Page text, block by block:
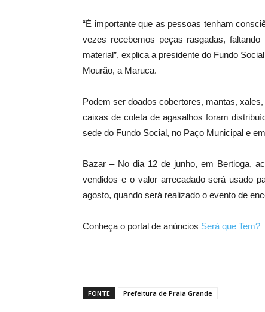
“É importante que as pessoas tenham
vezes recebemos peças rasgadas,
material”, explica a presidente do Fundo
Mourão, a Maruca.
Podem ser doados cobertores, mantas,
caixas de coleta de agasalhos foram
sede do Fundo Social, no Paço Municipal e
Bazar – No dia 12 de junho, em Bertioga,
vendidos e o valor arrecadado será usado
agosto, quando será realizado o evento de
Conheça o portal de anúncios Será que Tem?
FONTE Prefeitura de Praia Grande